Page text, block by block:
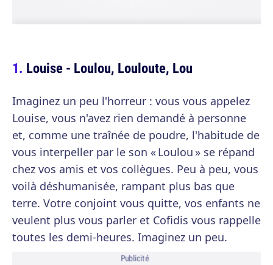
Louise - Loulou, Louloute, Lou
Imaginez un peu l'horreur : vous vous appelez
Louise, vous n'avez rien demandé à personne
et, comme une traînée de poudre, l'habitude de
vous interpeller par le son « Loulou » se répand
chez vos amis et vos collègues. Peu à peu, vous
voilà déshumanisée, rampant plus bas que
terre. Votre conjoint vous quitte, vos enfants ne
veulent plus vous parler et Cofidis vous rappelle
toutes les demi-heures. Imaginez un peu.
Publicité